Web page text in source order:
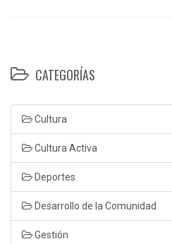
CATEGORÍAS
Cultura
Cultura Activa
Deportes
Desarrollo de la Comunidad
Gestión